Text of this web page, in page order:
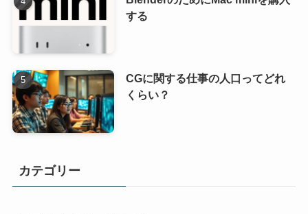
する
CGに関する仕事の人口ってどれ
くらい？
カテゴリー